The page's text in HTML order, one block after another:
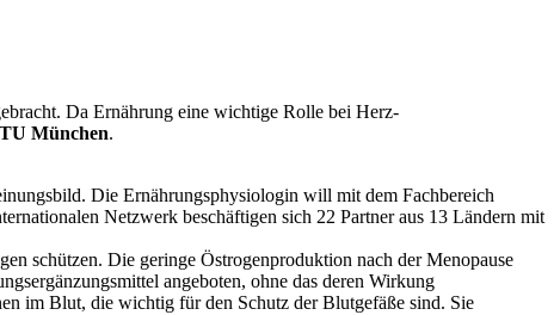
Da Ernährung eine wichtige Rolle bei Herz-
München.
Die Ernährungsphysiologin will mit dem Fachbereich
Netzwerk beschäftigen sich 22 Partner aus 13 Ländern mit
schützen. Die geringe Östrogenproduktion nach der Menopause
angeboten, ohne das deren Wirkung
im Blut, die wichtig für den Schutz der Blutgefäße sind. Sie